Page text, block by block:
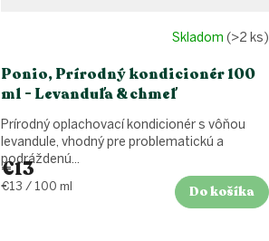
Ponio, Prírodný kondicionér 100
ml - Levanduľa & chmeľ
Skladom (>2 ks)
€13
Jednotková
€13 / 100 ml Do košíka
Prírodný oplachovací kondicionér s vôňou
levandule, vhodný pre problematickú a
podráždenú...